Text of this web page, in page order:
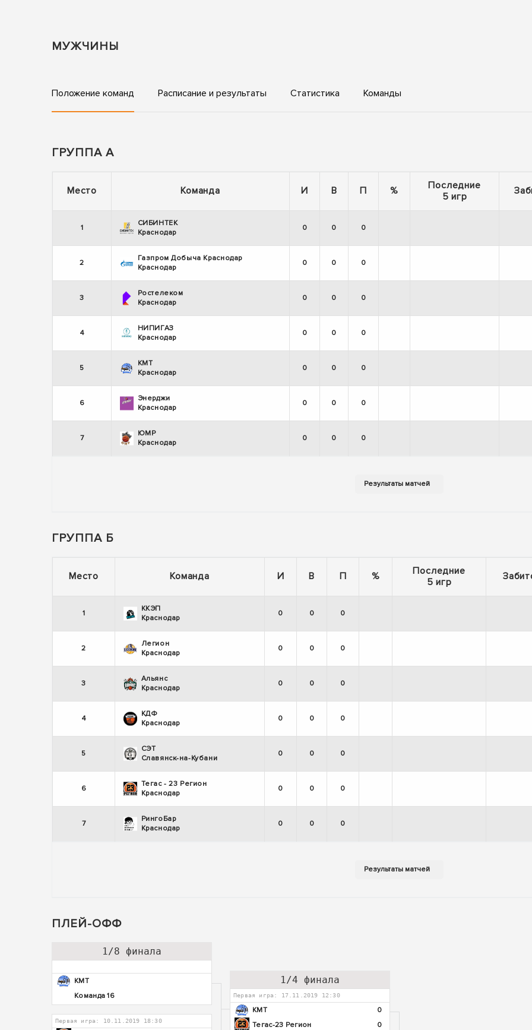
МУЖЧИНЫ
Положение команд Расписание и результаты Статистика Команды
ГРУППА А
Место Команда И В П %
Последние
5 игр
1
СИБИНТЕК
Краснодар
0 0 0
2
Газпром Добыча Краснодар
Краснодар
0 0 0
3
Ростелеком
Краснодар
0 0 0
4
НИПИГАЗ
Краснодар
0 0 0
5
КМТ
Краснодар
0 0 0
6
Энерджи
Краснодар
0 0 0
7
ЮМР
Краснодар
0 0 0
ГРУППА Б
Место Команда И В П %
Последние
5 игр
1
ККЭП
Краснодар
0 0 0
2
Легион
Краснодар
0 0 0
3
Альянс
Краснодар
0 0 0
4
КДФ
Краснодар
0 0 0
5
СЭТ
Славянск-на-Кубани
0 0 0
6
Тегас - 23 Регион
Краснодар
0 0 0
7
РингоБар
Краснодар
0 0 0
ПЛЕЙ-ОФФ
1/8 финала
КМТ
Команда 16
Первая игра: 10.11.2019 18:30
1/4 финала
Первая игра: 17.11.2019 12:30
КМТ
0
Тегас-23 Регион
0